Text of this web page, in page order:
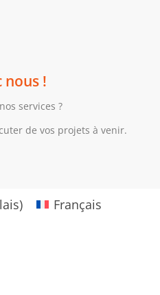
nous !
services ?
de vos projets à venir.
) Français